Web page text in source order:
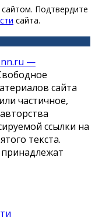
Подтвердите
сайта.
—
сайта
частичное,
ссылки на
текста.
принадлежат